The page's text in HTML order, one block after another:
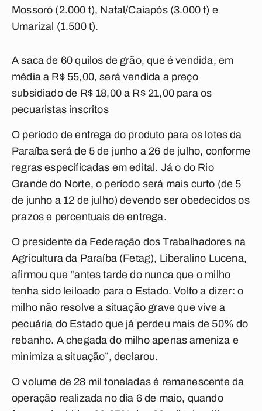
Mossoró (2.000 t), Natal/Caiapós (3.000 t) e
Umarizal (1.500 t).
A saca de 60 quilos de grão, que é vendida, em
média a R$ 55,00, será vendida a preço
subsidiado de R$ 18,00 a R$ 21,00 para os
pecuaristas inscritos
O período de entrega do produto para os lotes da
Paraíba será de 5 de junho a 26 de julho, conforme
regras especificadas em edital. Já o do Rio
Grande do Norte, o período será mais curto (de 5
de junho a 12 de julho) devendo ser obedecidos os
prazos e percentuais de entrega.
O presidente da Federação dos Trabalhadores na
Agricultura da Paraíba (Fetag), Liberalino Lucena,
afirmou que “antes tarde do nunca que o milho
tenha sido leiloado para o Estado. Volto a dizer: o
milho não resolve a situação grave que vive a
pecuária do Estado que já perdeu mais de 50% do
rebanho. A chegada do milho apenas ameniza e
minimiza a situação”, declarou.
O volume de 28 mil toneladas é remanescente da
operação realizada no dia 6 de maio, quando